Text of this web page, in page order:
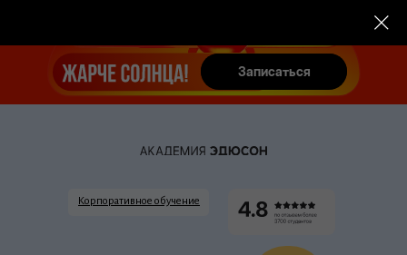
Записаться
Записаться
Корпоративное обучение